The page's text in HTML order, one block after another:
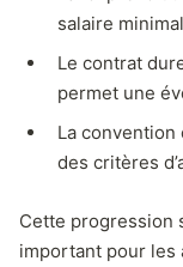
salaire
Le contrat
permet une
La
des critères
Cette progression
important pour les